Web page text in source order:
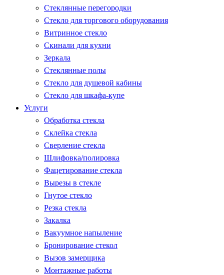
Стеклянные перегородки
Стекло для торгового оборудования
Витринное стекло
Скинали для кухни
Зеркала
Стеклянные полы
Стекло для душевой кабины
Стекло для шкафа-купе
Услуги
Обработка стекла
Склейка стекла
Сверление стекла
Шлифовка/полировка
Фацетирование стекла
Вырезы в стекле
Гнутое стекло
Резка стекла
Закалка
Вакуумное напыление
Бронирование стекол
Вызов замерщика
Монтажные работы